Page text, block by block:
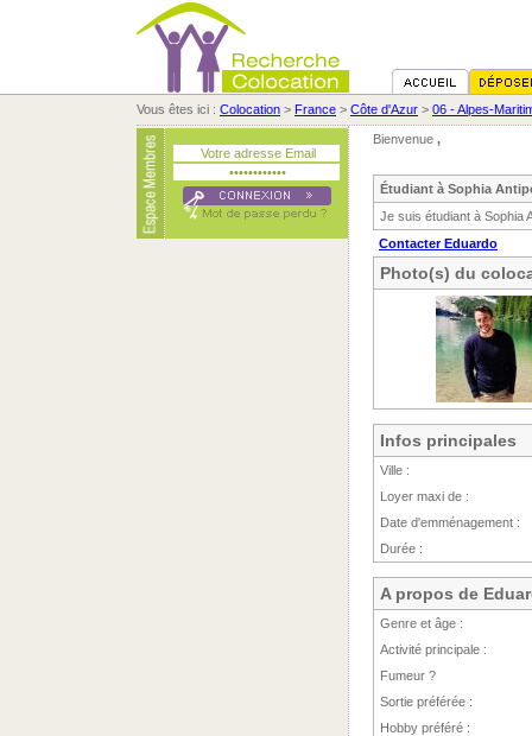
Vous êtes ici : Colocation > France > Côte d'Azur > 06 - Alpes-
Bienvenue ,
Étudiant à Sophia
Je suis étudiant à Sophia
Contacter Eduardo
Photo(s) du
Infos principales
Ville :
Loyer maxi de :
Date d'emménagement :
Durée :
A propos de
Genre et âge :
Activité principale :
Fumeur ?
Sortie préférée :
Hobby préféré :